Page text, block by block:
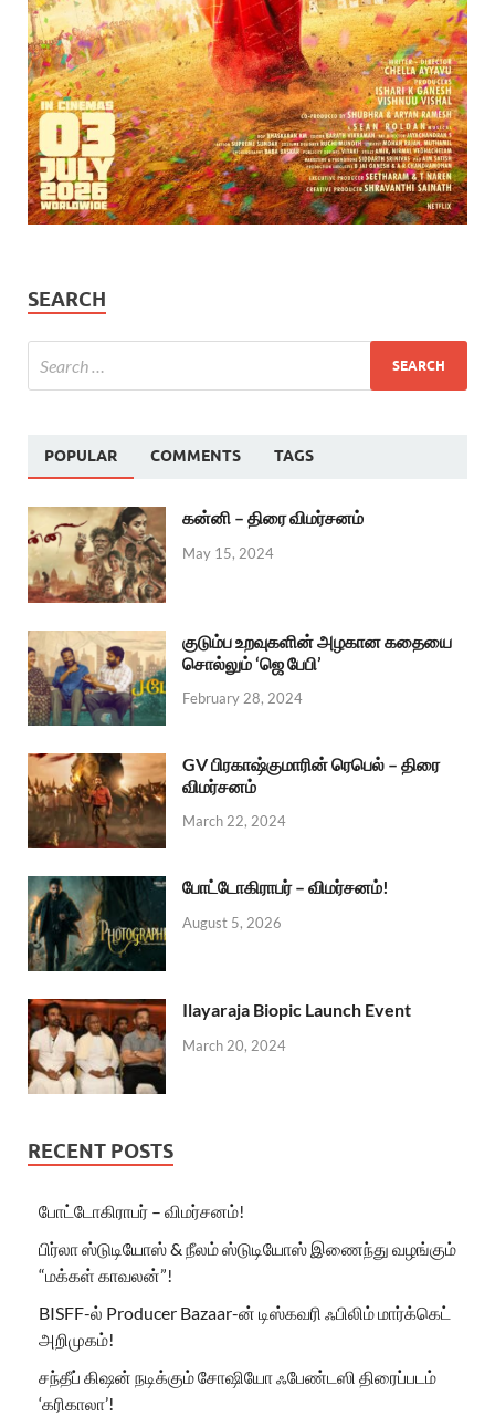
SEARCH
POPULAR COMMENTS TAGS
கன்னி – திரை விமர்சனம்
May 15, 2024
குடும்ப உறவுகளின் அழகான கதையை
சொல்லும் ‘ஜெ பேபி’
February 28, 2024
GV பிரகாஷ்குமாரின் ரெபெல் – திரை
விமர்சனம்
March 22, 2024
போட்டோகிராபர் – விமர்சனம்!
August 5, 2026
Ilayaraja Biopic Launch Event
March 20, 2024
RECENT POSTS
போட்டோகிராபர் – விமர்சனம்!
பிர்லா ஸ்டுடியோஸ் & நீலம் ஸ்டுடியோஸ் இணைந்து வழங்கும்
“மக்கள் காவலன்”!
BISFF-ல் Producer Bazaar-ன் டிஸ்கவரி ஃபிலிம் மார்க்கெட்
அறிமுகம்!
சந்தீப் கிஷன் நடிக்கும் சோஷியோ ஃபேண்டஸி திரைப்படம்
‘கரிகாலா’!